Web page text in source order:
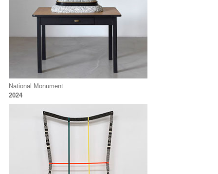
National Monument
2024